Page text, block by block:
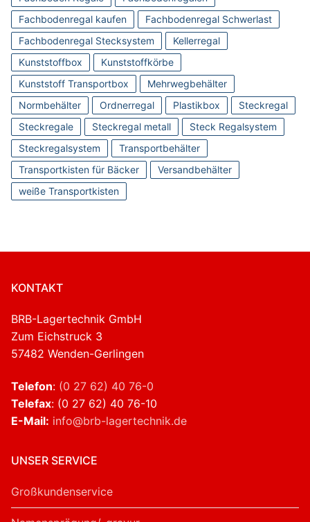
Fachbodenregal kaufen
Fachbodenregal Schwerlast
Fachbodenregal Stecksystem
Kellerregal
Kunststoffbox
Kunststoffkörbe
Kunststoff Transportbox
Mehrwegbehälter
Normbehälter
Ordnerregal Plastikbox
Steckregal
Steckregale
Steckregal metall
Steck Regalsystem
Steckregalsystem
Transportbehälter
Transportkisten für Bäcker
Versandbehälter
weiße Transportkisten
KONTAKT
BRB-Lagertechnik GmbH
Zum Eichstruck 3
57482 Wenden-Gerlingen
Telefon: (0 27 62) 40 76-0
Telefax: (0 27 62) 40 76-10
E-Mail: info@brb-lagertechnik.de
UNSER SERVICE
Großkundenservice